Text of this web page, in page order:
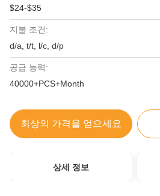
$24-$35
지불 조건:
d/a, t/t, l/c, d/p
공급 능력:
40000+PCS+Month
최상의 가격을 얻으세요
상세 정보